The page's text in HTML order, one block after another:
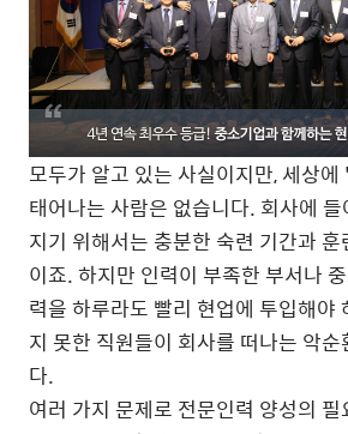
모두가 알고 있는 사실이지만, 세상
태어나는 사람은 없습니다. 회사에
지기 위해서는 충분한 숙련 기간과
이죠. 하지만 인력이 부족한 부서나
력을 하루라도 빨리 현업에 투입해야
지 못한 직원들이 회사를 떠나는 악
다.
여러 가지 문제로 전문인력 양성의